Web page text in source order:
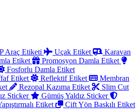
Araç Etiketi Uçak Etiket
Karavan
Etiket
Promosyon Damla Etiket
Fosforlu Damla Etiket
Etiket Reflektif Etiket
Membran
Rezopal Kazıma Etiket
Slim Cut
Sticker
Gümüş Yaldız Sticker
Etiket
Çift Yön Baskılı Etiket